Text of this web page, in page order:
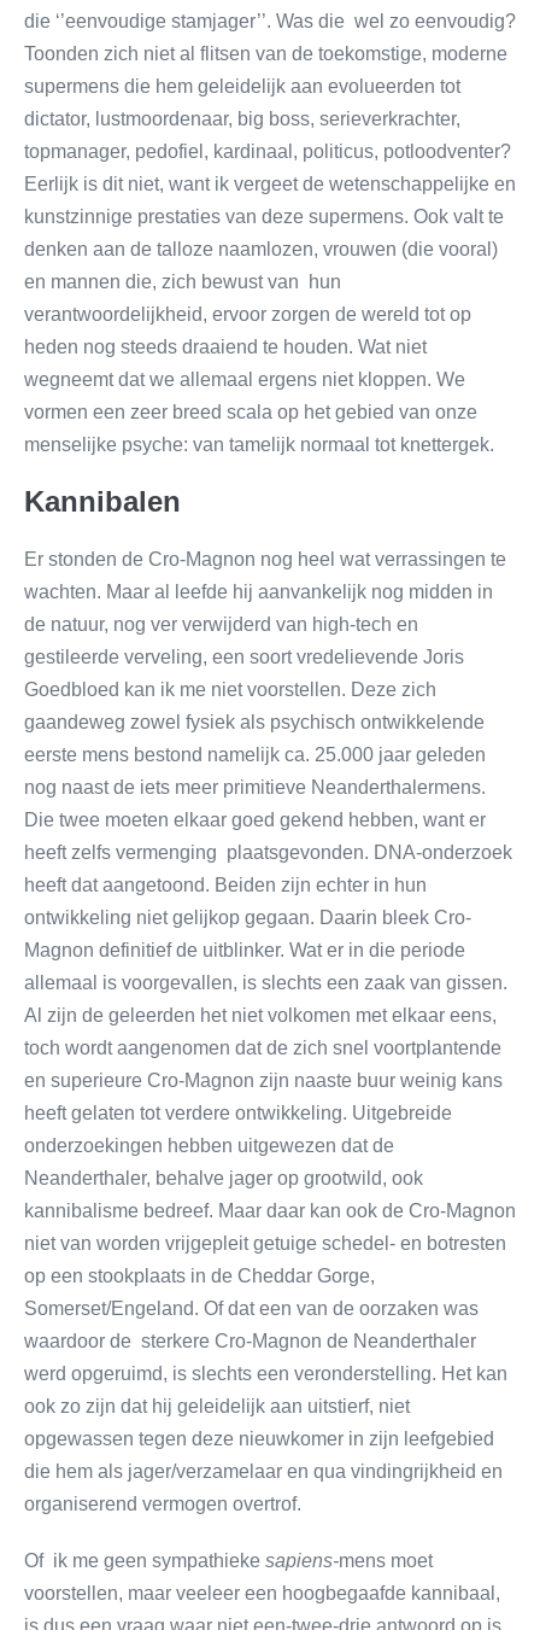
die ‘’eenvoudige stamjager’’. Was die wel zo eenvoudig?
Toonden zich niet al flitsen van de toekomstige, moderne
supermens die hem geleidelijk aan evolueerden tot
dictator, lustmoordenaar, big boss, serieverkrachter,
topmanager, pedofiel, kardinaal, politicus, potloodventer?
Eerlijk is dit niet, want ik vergeet de wetenschappelijke en
kunstzinnige prestaties van deze supermens. Ook valt te
denken aan de talloze naamlozen, vrouwen (die vooral)
en mannen die, zich bewust van hun
verantwoordelijkheid, ervoor zorgen de wereld tot op
heden nog steeds draaiend te houden. Wat niet
wegneemt dat we allemaal ergens niet kloppen. We
vormen een zeer breed scala op het gebied van onze
menselijke psyche: van tamelijk normaal tot knettergek.
Kannibalen
Er stonden de Cro-Magnon nog heel wat verrassingen te
wachten. Maar al leefde hij aanvankelijk nog midden in
de natuur, nog ver verwijderd van high-tech en
gestileerde verveling, een soort vredelievende Joris
Goedbloed kan ik me niet voorstellen. Deze zich
gaandeweg zowel fysiek als psychisch ontwikkelende
eerste mens bestond namelijk ca. 25.000 jaar geleden
nog naast de iets meer primitieve Neanderthalermens.
Die twee moeten elkaar goed gekend hebben, want er
heeft zelfs vermenging plaatsgevonden. DNA-onderzoek
heeft dat aangetoond. Beiden zijn echter in hun
ontwikkeling niet gelijkop gegaan. Daarin bleek Cro-
Magnon definitief de uitblinker. Wat er in die periode
allemaal is voorgevallen, is slechts een zaak van gissen.
Al zijn de geleerden het niet volkomen met elkaar eens,
toch wordt aangenomen dat de zich snel voortplantende
en superieure Cro-Magnon zijn naaste buur weinig kans
heeft gelaten tot verdere ontwikkeling. Uitgebreide
onderzoekingen hebben uitgewezen dat de
Neanderthaler, behalve jager op grootwild, ook
kannibalisme bedreef. Maar daar kan ook de Cro-Magnon
niet van worden vrijgepleit getuige schedel- en botresten
op een stookplaats in de Cheddar Gorge,
Somerset/Engeland. Of dat een van de oorzaken was
waardoor de sterkere Cro-Magnon de Neanderthaler
werd opgeruimd, is slechts een veronderstelling. Het kan
ook zo zijn dat hij geleidelijk aan uitstierf, niet
opgewassen tegen deze nieuwkomer in zijn leefgebied
die hem als jager/verzamelaar en qua vindingrijkheid en
organiserend vermogen overtrof.
Of ik me geen sympathieke sapiens-mens moet
voorstellen, maar veeleer een hoogbegaafde kannibaal,
is dus een vraag waar niet een-twee-drie antwoord op is